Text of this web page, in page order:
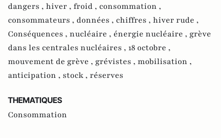
dangers , hiver , froid , consommation ,
consommateurs , données , chiffres , hiver rude ,
Conséquences , nucléaire , énergie nucléaire , grève
dans les centrales nucléaires , 18 octobre ,
mouvement de grève , grévistes , mobilisation ,
anticipation , stock , réserves
THEMATIQUES
Consommation